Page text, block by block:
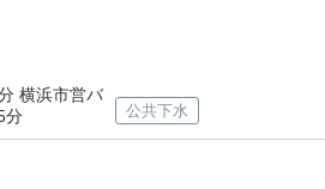
横浜市営バ
分
公共下水